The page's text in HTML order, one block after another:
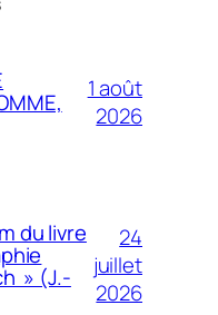
1 août
2026
du livre
» (J.-
24
juillet
2026